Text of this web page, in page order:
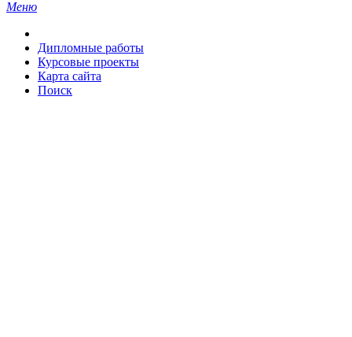
Меню
Дипломные работы
Курсовые проекты
Карта сайта
Поиск